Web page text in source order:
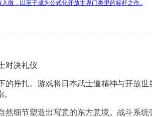
微，以至于成为公式化开放世界门类里的标杆之作..
对决礼仪
挣扎。游戏将日本武士道精神与开放
细节塑造出写意的东方意境。战斗系